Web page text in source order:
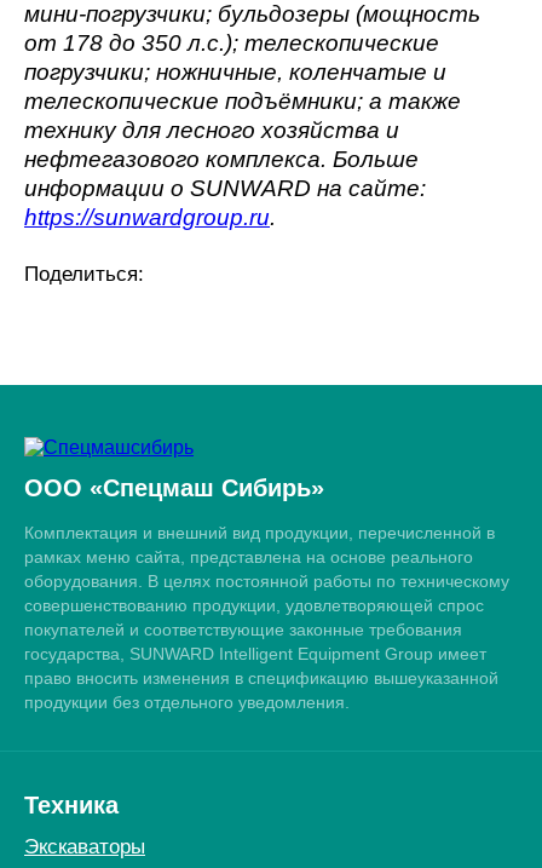
мини-погрузчики; бульдозеры (мощность
от 178 до 350 л.с.); телескопические
погрузчики; ножничные, коленчатые и
телескопические подъёмники; а также
технику для лесного хозяйства и
нефтегазового комплекса. Больше
информации о SUNWARD на сайте:
https://sunwardgroup.ru.
Поделиться:
ООО «Спецмаш Сибирь»
Комплектация и внешний вид продукции, перечисленной в
рамках меню сайта, представлена на основе реального
оборудования. В целях постоянной работы по техническому
совершенствованию продукции, удовлетворяющей спрос
покупателей и соответствующие законные требования
государства, SUNWARD Intelligent Equipment Group имеет
право вносить изменения в спецификацию вышеуказанной
продукции без отдельного уведомления.
Техника
Экскаваторы